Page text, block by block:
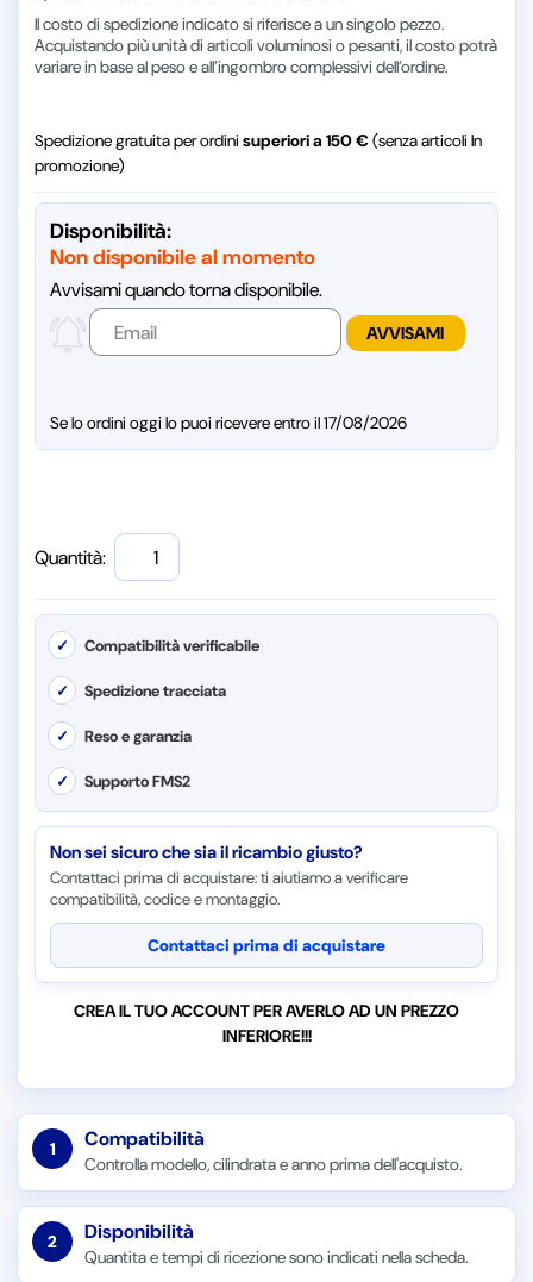
Il costo di spedizione indicato si riferisce a un singolo pezzo.
Acquistando più unità di articoli voluminosi o pesanti, il costo potrà
variare in base al peso e all’ingombro complessivi dell’ordine.
Spedizione gratuita per ordinisuperiori a 150 €(senza articoli In
promozione)
Disponibilità:
Non disponibile al momento
Avvisami quando torna disponibile.
Se lo ordini oggi lo puoi ricevere entro il 17/08/2026
Quantità:
✓ Compatibilità verificabile
✓ Spedizione tracciata
✓ Reso e garanzia
✓ Supporto FMS2
Non sei sicuro che sia il ricambio giusto?
Contattaci prima di acquistare: ti aiutiamo a verificare
compatibilità, codice e montaggio.
Contattaci prima di acquistare
CREA IL TUO ACCOUNT PER AVERLO AD UN PREZZO
INFERIORE!!!
1 Compatibilità
Controlla modello, cilindrata e anno prima dell'acquisto.
2 Disponibilità
Quantita e tempi di ricezione sono indicati nella scheda.